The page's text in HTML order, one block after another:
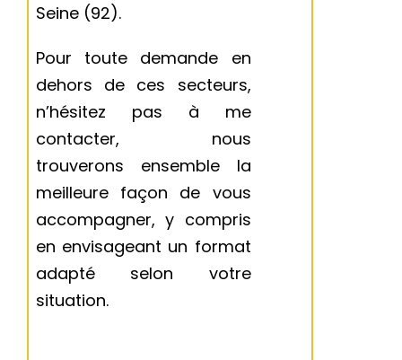
Seine (92).
Pour toute demande en
dehors de ces secteurs,
n’hésitez pas à me
contacter, nous
trouverons ensemble la
meilleure façon de vous
accompagner, y compris
en envisageant un format
adapté selon votre
situation.